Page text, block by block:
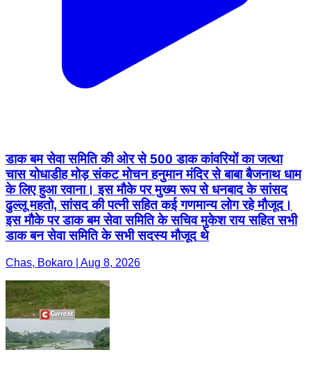
डाक बम सेवा समिति की ओर से 500 डाक कांवरियों का जत्था
चास योधाडीह मोड़ संकट मोचन हनुमान मंदिर से बाबा बैजनाथ धाम
के लिए हुआ रवाना। इस मौके पर मुख्य रूप से धनबाद के सांसद
ढुल्लू महतो, सांसद की पत्नी सहित कई गणमान्य लोग रहे मौजूद।
इस मौके पर डाक बम सेवा समिति के सचिव मुकेश राय सहित सभी
डाक बन सेवा समिति के सभी सदस्य मौजूद थे
Chas, Bokaro | Aug 8, 2026